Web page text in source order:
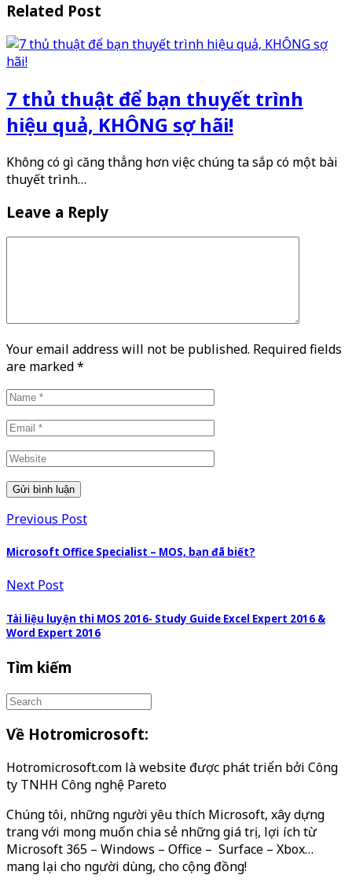
Related Post
7 thủ thuật để bạn thuyết trình
hiệu quả, KHÔNG sợ hãi!
Không có gì căng thẳng hơn việc chúng ta sắp có một bài
thuyết trình…
Leave a Reply
Your email address will not be published. Required fields
are marked*
Previous Post
Microsoft Office Specialist – MOS, bạn đã biết?
Next Post
Tài liệu luyện thi MOS 2016- Study Guide Excel Expert 2016 &
Word Expert 2016
Tìm kiếm
Về Hotromicrosoft:
Hotromicrosoft.com là website được phát triển bởi Công
ty TNHH Công nghệ Pareto
Chúng tôi, những người yêu thích Microsoft, xây dựng
trang với mong muốn chia sẻ những giá trị, lợi ích từ
Microsoft 365 – Windows – Office – Surface – Xbox…
mang lại cho người dùng, cho cộng đồng!